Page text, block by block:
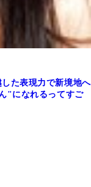
た表現力で新境地へ
"になれるってすご